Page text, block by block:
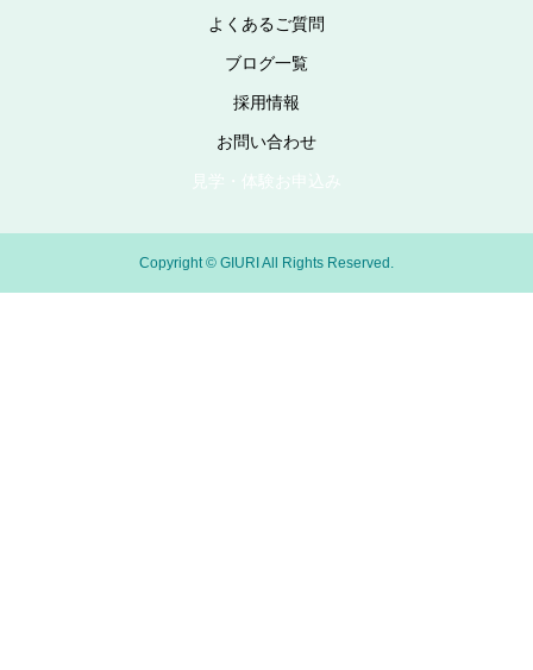
よくあるご質問
ブログ一覧
採用情報
お問い合わせ
見学・体験お申込み
Copyright © GIURI All Rights Reserved.